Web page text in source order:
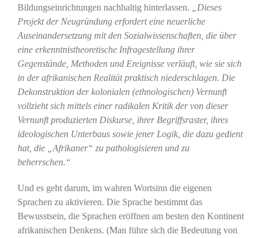
Bildungseinrichtungen nachhaltig hinterlassen.
„Dieses
Projekt der Neugründung erfordert eine neuerliche
Auseinandersetzung mit den Sozialwissenschaften, die über
eine erkenntnistheoretische Infragestellung ihrer
Gegenstände, Methoden und Ereignisse verläuft, wie sie sich
in der afrikanischen Realität praktisch niederschlagen. Die
Dekonstruktion der kolonialen (ethnologischen) Vernunft
vollzieht sich mittels einer radikalen Kritik der von dieser
Vernunft produzierten Diskurse, ihrer Begriffsraster, ihres
ideologischen Unterbaus sowie jener Logik, die dazu gedient
hat, die „Afrikaner“ zu pathologisieren und zu
beherrschen.“
Und es geht darum, im wahren Wortsinn die eigenen
Sprachen zu aktivieren. Die Sprache bestimmt das
Bewusstsein, die Sprachen eröffnen am besten den Kontinent
afrikanischen Denkens. (Man führe sich die Bedeutung von